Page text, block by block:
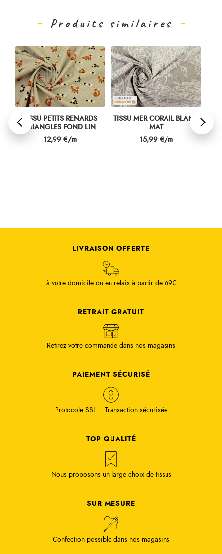
Produits similaires
TISSU PETITS RENARDS
TRIANGLES FOND LIN
Prix
12,99 €/m
TISSU MER CORAIL BLANC
MAT
Prix
15,99 €/m
LIVRAISON OFFERTE
à votre domicile ou en relais à partir de 69€
RETRAIT GRATUIT
Retirez votre commande dans nos magasins
PAIEMENT SÉCURISÉ
Protocole SSL = Transaction sécurisée
TOP QUALITÉ
Nous proposons un large choix de tissus
SUR MESURE
Confection possible dans nos magasins